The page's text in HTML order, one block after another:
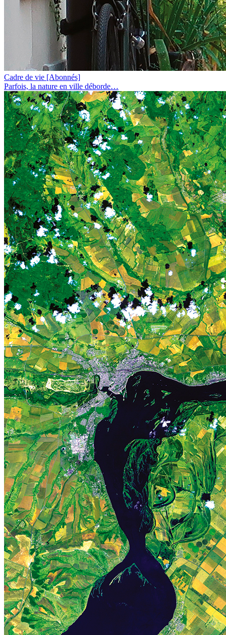
Cadre de vie [Abonnés]
Parfois, la nature en ville déborde…